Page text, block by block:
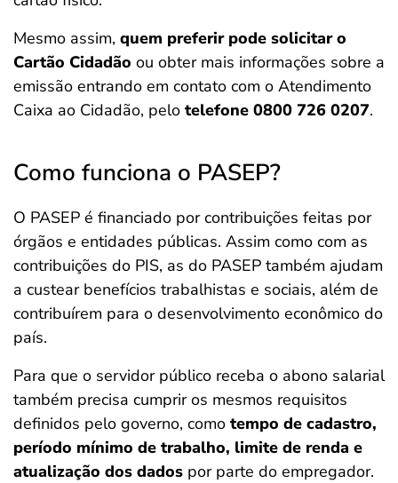
Mesmo assim, quem preferir pode solicitar o
Cartão Cidadão ou obter mais informações sobre a
emissão entrando em contato com o Atendimento
Caixa ao Cidadão, pelo telefone 0800 726 0207.
Como funciona o PASEP?
O PASEP é financiado por contribuições feitas por
órgãos e entidades públicas. Assim como com as
contribuições do PIS, as do PASEP também ajudam
a custear benefícios trabalhistas e sociais, além de
contribuírem para o desenvolvimento econômico do
país.
Para que o servidor público receba o abono salarial
também precisa cumprir os mesmos requisitos
definidos pelo governo, como tempo de cadastro,
período mínimo de trabalho, limite de renda e
atualização dos dados por parte do empregador.